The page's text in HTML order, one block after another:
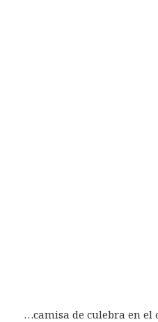
…camisa de culebra en